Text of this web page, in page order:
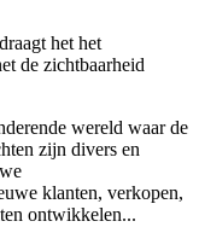
het het
de zichtbaarheid
wereld waar de
zijn divers en
klanten, verkopen,
ontwikkelen...